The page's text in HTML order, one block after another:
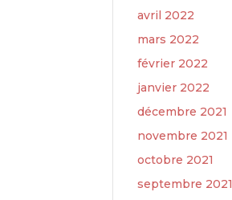
avril 2022
mars 2022
février 2022
janvier 2022
décembre 2021
novembre 2021
octobre 2021
septembre 2021